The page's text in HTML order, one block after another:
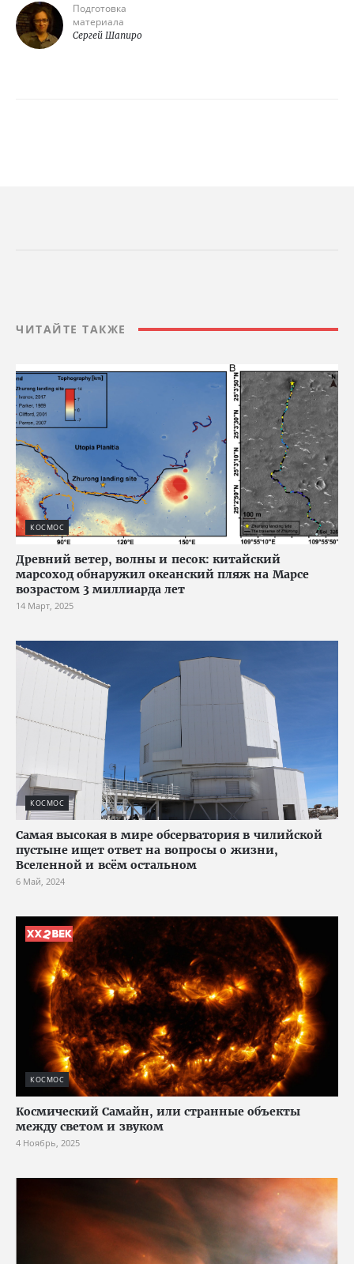
Подготовка
материала
Сергей Шапиро
ЧИТАЙТЕ ТАКЖЕ
КОСМОС
Древний ветер, волны и песок: китайский
марсоход обнаружил океанский пляж на Марсе
возрастом 3 миллиарда лет
14 Март, 2025
КОСМОС
Самая высокая в мире обсерватория в чилийской
пустыне ищет ответ на вопросы о жизни,
Вселенной и всём остальном
6 Май, 2024
КОСМОС
Космический Самайн, или странные объекты
между светом и звуком
4 Ноябрь, 2025